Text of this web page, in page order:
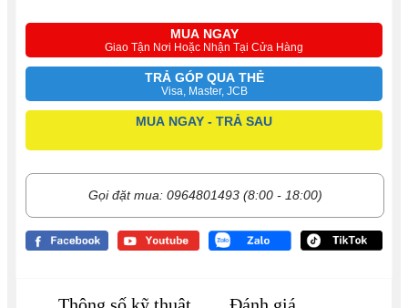
MUA NGAY
Giao Tận Nơi Hoặc Nhận Tại Cửa Hàng
TRẢ GÓP QUA THẺ
Visa, Master, JCB
MUA NGAY - TRẢ SAU
Gọi đặt mua: 0964801493 (8:00 - 18:00)